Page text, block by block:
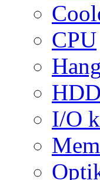
CPU
HDD
I/O